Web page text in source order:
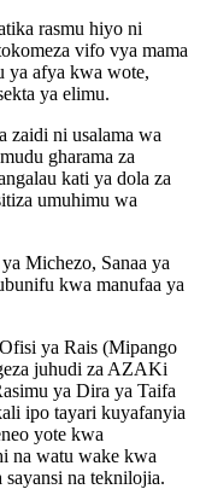
rasmu hiyo ni
vifo vya mama
ya afya kwa wote,
ya elimu.
zaidi ni usalama wa
gharama za
kati ya dola za
umuhimu wa
Michezo, Sanaa ya
kwa manufaa ya
ya Rais (Mipango
juhudi za AZAKi
ya Dira ya Taifa
ipo tayari kuyafanyia
yote kwa
na watu wake kwa
na teknilojia.